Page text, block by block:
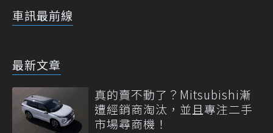
車訊最前線
最新文章
真的賣不動了？Mitsubishi漸
遭經銷商淘汰，並且專注二手
市場尋商機！